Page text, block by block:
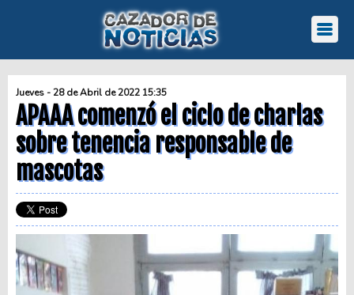
Jueves - 28 de Abril de 2022 15:35
APAAA comenzó el ciclo de charlas
sobre tenencia responsable de
mascotas